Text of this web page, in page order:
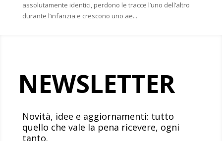
assolutamente identici, perdono le tracce l’uno dell’altro
durante l’infanzia e crescono uno ae...
NEWSLETTER
Novità, idee e aggiornamenti: tutto
quello che vale la pena ricevere, ogni
tanto.